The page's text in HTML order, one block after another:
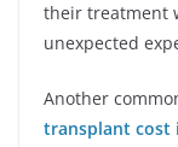
their treatment
unexpected
Another
transplant cost